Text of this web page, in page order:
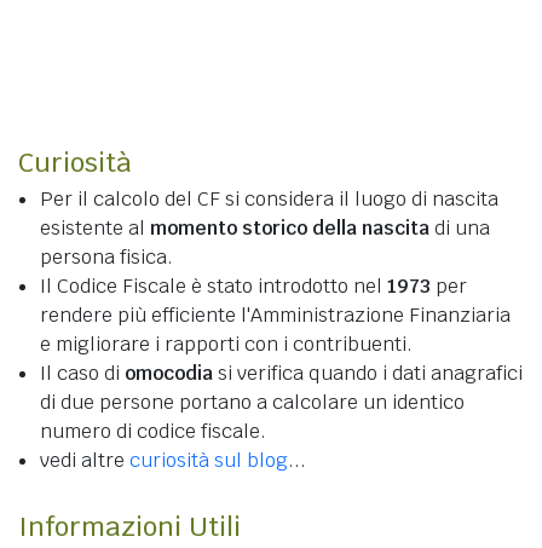
Curiosità
Per il calcolo del CF si considera il luogo di nascita
esistente al momento storico della nascitadi una
persona fisica.
Il Codice Fiscale è stato introdotto nel 1973 per
rendere più efficiente l'Amministrazione Finanziaria
e migliorare i rapporti con i contribuenti.
Il caso di omocodiasi verifica quando i dati anagrafici
di due persone portano a calcolare un identico
numero di codice fiscale.
vedi altre curiosità sul blog...
Informazioni Utili